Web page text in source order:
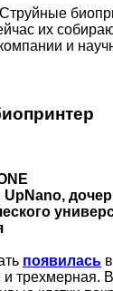
их
и
появилась
и трехмерная.